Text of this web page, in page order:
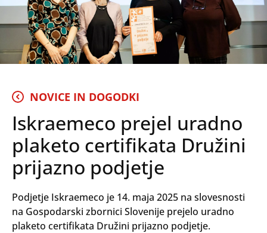
NOVICE IN DOGODKI
Iskraemeco prejel uradno
plaketo certifikata Družini
prijazno podjetje
Podjetje Iskraemeco je 14. maja 2025 na slovesnosti
na Gospodarski zbornici Slovenije prejelo uradno
plaketo certifikata Družini prijazno podjetje.